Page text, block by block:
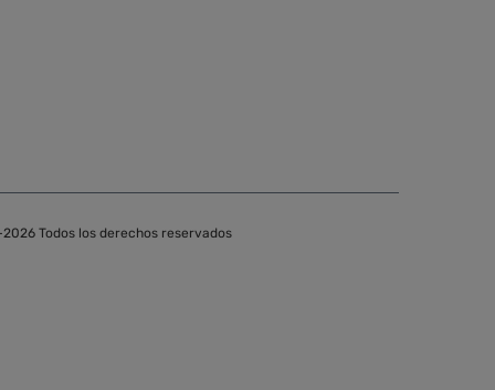
Todos los derechos reservados